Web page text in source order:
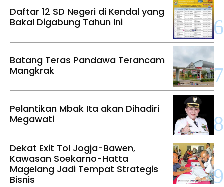
Daftar 12 SD Negeri di Kendal yang
Bakal Digabung Tahun Ini
Batang Teras Pandawa Terancam
Mangkrak
Pelantikan Mbak Ita akan Dihadiri
Megawati
Dekat Exit Tol Jogja-Bawen,
Kawasan Soekarno-Hatta
Magelang Jadi Tempat Strategis
Bisnis